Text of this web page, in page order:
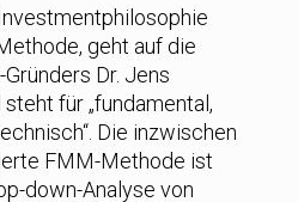
geht auf die
Dr. Jens
für „fundamental,
Die inzwischen
FMM-Methode ist
down-Analyse von